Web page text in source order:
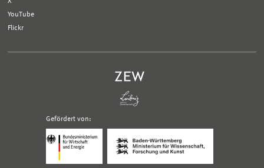
YouTube
Flickr
Gefördert von:
Bundesministerium
Wirtschaft
Ministerium